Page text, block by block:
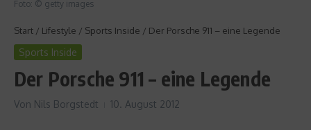
Foto: © getty images
Start / Lifestyle / Sports Inside / Der Porsche 911 – eine Legende
Sports Inside
Der Porsche 911 – eine Legende
Von Nils Borgstedt 10. August 2012